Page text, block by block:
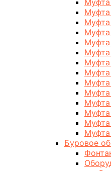
Буровое